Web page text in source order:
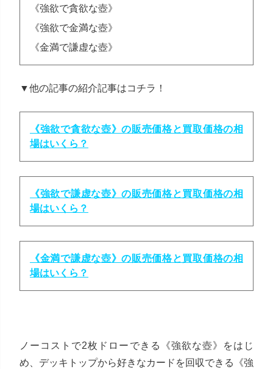
《強欲で貪欲な壺》
《強欲で金満な壺》
《金満で謙虚な壺》
▼他の記事の紹介記事はコチラ！
《強欲で貪欲な壺》の販売価格と買取価格の相
場はいくら？
《強欲で謙虚な壺》の販売価格と買取価格の相
場はいくら？
《金満で謙虚な壺》の販売価格と買取価格の相
場はいくら？
ノーコストで2枚ドローできる《強欲な壺》をはじ
め、デッキトップから好きなカードを回収できる《強